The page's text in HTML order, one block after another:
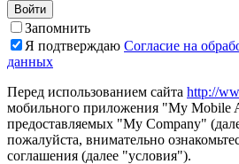
Войти
Запомнить
Я подтверждаю Согласие на
данных
Перед использованием сайта http://
мобильного приложения "My Mobile
предоставляемых "My Company"
пожалуйста, внимательно
соглашения (далее "условия").